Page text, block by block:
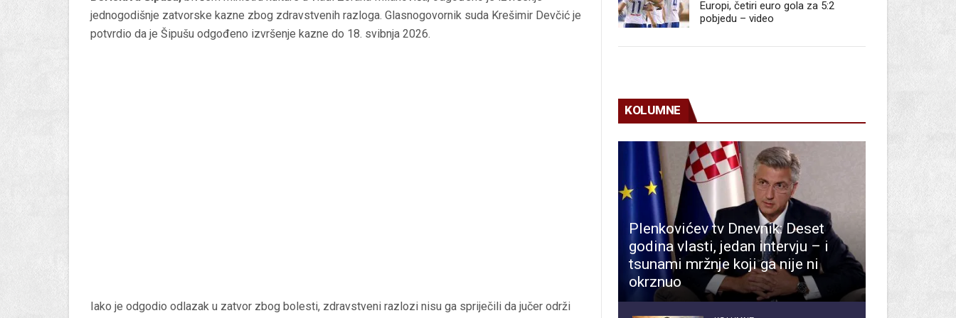
jednogodišnje zatvorske kazne zbog zdravstvenih razloga. Glasnogovornik suda Krešimir Devčić je
potvrdio da je Šipušu odgođeno izvršenje kazne do 18. svibnja 2026.
Iako je odgodio odlazak u zatvor zbog bolesti, zdravstveni razlozi nisu ga spriječili da jučer održi
Europi, četiri euro gola za 5:2
pobjedu – video
KOLUMNE
Plenkovićev tv Dnevnik: Deset
godina vlasti, jedan intervju – i
tsunami mržnje koji ga nije ni
okrznuo